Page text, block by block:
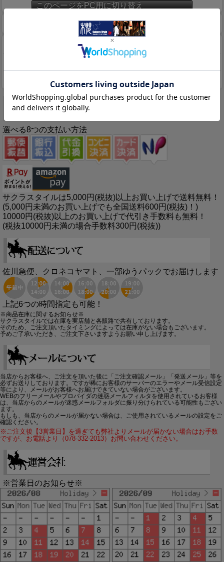
このページをPC用に切り替え
マイページ
特定商取引法に基づく表示
選べる8つの支払い方法
サクラスタイルは5,000円(税抜)以上お買い上げで送料無料！
(5,000円未満のお買い上げでも全国送料600円(税抜)！)
10000円(税抜)以上のお買い上げで代引き手数料も無料！
(税抜10000円未満の場合手数料300円(税抜))
佐川急便、クロネコヤマト、一部ゆうパックでお届けします
上記6つの時間指定も可能！
※商品在庫に関するお知らせ※
サクラスタイルでは在庫を実店舗と各販路で共有しております。
そのため、ご注文頂いたタイミングによっては在庫がない場合もございます。
予めご了承いただき、ご注文下さいますようお願い申し上げます。
当店からお客様へ、ご注文を頂いた後に「ご注文確認メール」「発送メール」等を
必ずお送りしております。ですが稀にお客様のサーバーのエラーやメール受信設定
等により、メールがお客様へお届けできていない場合がございます。
WEBのフリーメールやプロバイダの迷惑メールフィルタを使用されているお客様
は、当店からのメールが迷惑メールフォルダに振り分けられている可能性もござい
ます。
もしも、当店からのメールが届かない場合は、ご使用されているメールの設定をご
確認ください。
※ご注文後【3営業日】を過ぎても弊社よりメールが届かない場合はお手数
ですが、お電話より（078-332-2013）お問い合わせください。
※営業日のお知らせ※